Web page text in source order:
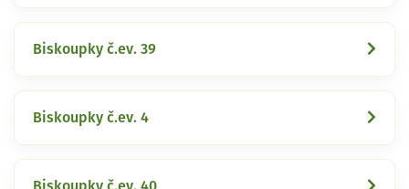
Biskoupky č.ev. 39
Biskoupky č.ev. 4
Biskoupky č.ev. 40